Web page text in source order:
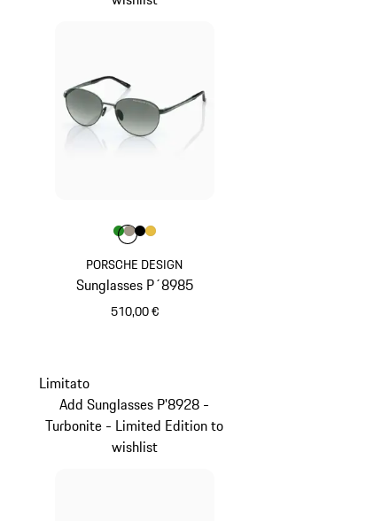
PORSCHE DESIGN
Sunglasses P´8985
510,00 €
Colore
ColoreVerde
Colore
ColoreColore
Limitato
Add Sunglasses P'8928 -
Turbonite - Limited Edition to
wishlist